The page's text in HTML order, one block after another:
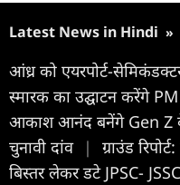
Latest News in Hindi »
आंध्र को एयरपोर्ट-
स्मारक का उद्घाटन करेंगे PM
आकाश आनंद बनेंगे Gen Z के
चुनावी दांव |
ग्राउंड
बिस्तर लेकर डटे JPSC-